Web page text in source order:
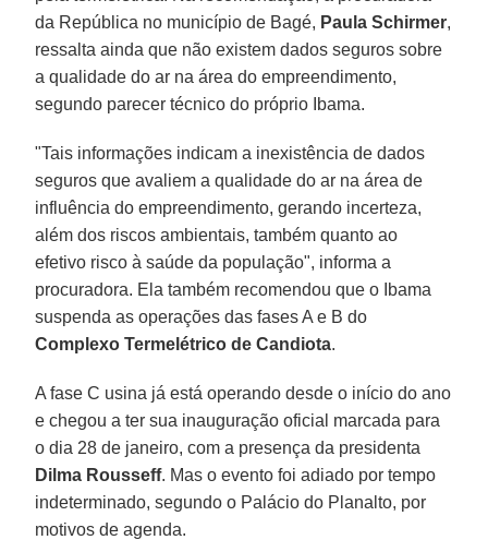
da República no município de Bagé, Paula Schirmer,
ressalta ainda que não existem dados seguros sobre
a qualidade do ar na área do empreendimento,
segundo parecer técnico do próprio Ibama.
"Tais informações indicam a inexistência de dados
seguros que avaliem a qualidade do ar na área de
influência do empreendimento, gerando incerteza,
além dos riscos ambientais, também quanto ao
efetivo risco à saúde da população", informa a
procuradora. Ela também recomendou que o Ibama
suspenda as operações das fases A e B do
Complexo Termelétrico de Candiota.
A fase C usina já está operando desde o início do ano
e chegou a ter sua inauguração oficial marcada para
o dia 28 de janeiro, com a presença da presidenta
Dilma Rousseff. Mas o evento foi adiado por tempo
indeterminado, segundo o Palácio do Planalto, por
motivos de agenda.